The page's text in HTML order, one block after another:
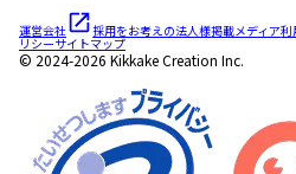
運営会社 採用をお考えの法人様掲載メディア利
リシーサイトマップ
© 2024-2026 Kikkake Creation Inc.